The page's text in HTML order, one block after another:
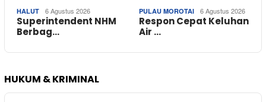
HALUT 6 Agustus 2026
Superintendent NHM
Berbag…
PULAU MOROTAI 6 Agustus 2026
Respon Cepat Keluhan
Air …
HUKUM & KRIMINAL